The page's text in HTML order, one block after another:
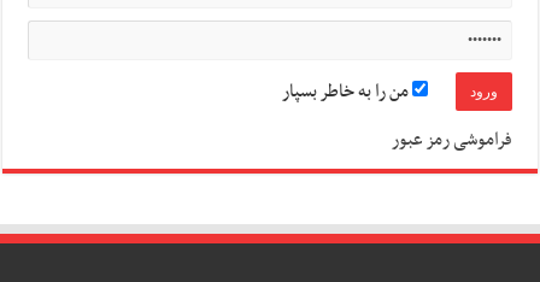
من را به خاطر بسپار
فراموشی رمز عبور